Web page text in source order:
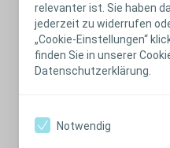
relevanter ist. Sie haben
jederzeit zu widerrufen
„Cookie-Einstellungen“
finden Sie in unserer
Datenschutzerklärung.
Notwendig
Falls möglich, können Sie auch
zu Hause ausprobiert haben.
wahrscheinlich darauf reagieren
immer mehr und verschiedene
Gegenzug Ihre Bedenken,
für Sie dazugehört, zu Hause
leichter wieder an Alkohol
lassen sich reduzieren oder